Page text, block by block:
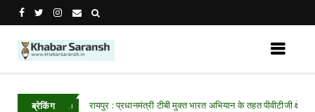
ब्रेकिंग रायपुर : प्रधानमंत्री टीबी मुक्त भारत अभियान के तहत पीवीटीजी क्षेत्रों में